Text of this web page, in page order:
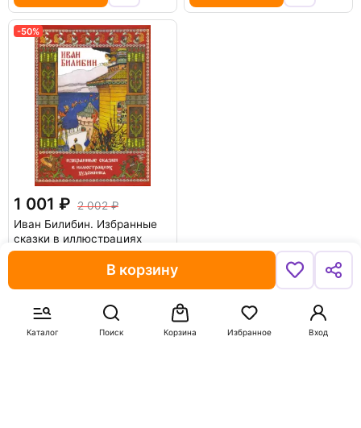
Каталог Поиск Вход
Избранное
Корзина
В корзину
-50%
1 001
2 002
Иван Билибин. Избранные
сказки в иллюстрациях
художника
Пушкин Александр
Сергеевич
В корзину